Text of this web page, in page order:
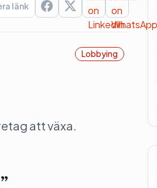
länk
Lobbying
att växa.